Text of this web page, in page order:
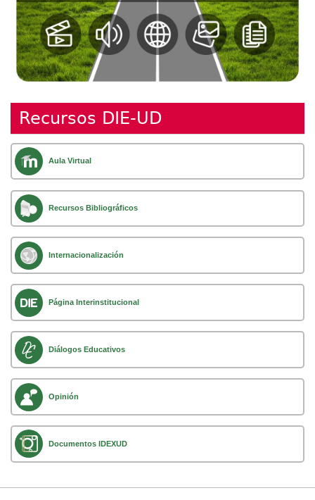
Recursos DIE-UD
Aula Virtual
Recursos Bibliográficos
Internacionalización
Página Interinstitucional
Diálogos Educativos
Opinión
Documentos IDEXUD